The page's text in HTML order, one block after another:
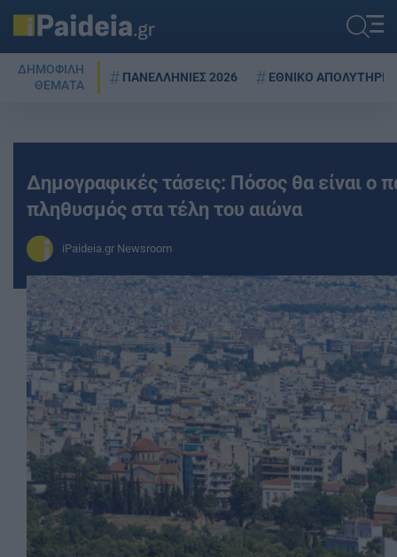
ΔΗΜΟΦΙΛΗ
ΘΕΜΑΤΑ
ΠΑΝΕΛΛΗΝΙΕΣ 2026 ΕΘΝΙΚΟ ΑΠΟΛΥΤΗΡΙΟ
Δημογραφικές τάσεις: Πόσος θα είναι ο
πληθυσμός στα τέλη του αιώνα
iPaideia.gr Newsroom